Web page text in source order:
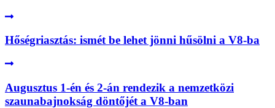
Hőségriasztás: ismét be lehet jönni hűsölni a V8-ba
Augusztus 1-én és 2-án rendezik a nemzetközi
szaunabajnokság döntőjét a V8-ban